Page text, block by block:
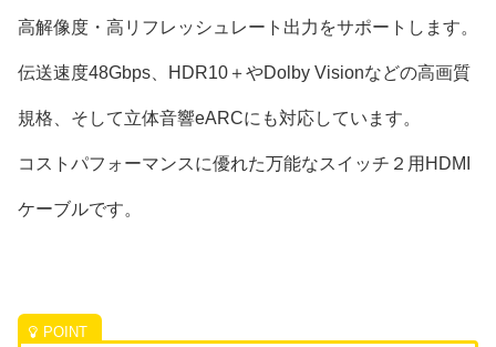
高解像度・高リフレッシュレート出力をサポートします。
伝送速度48Gbps、HDR10＋やDolby Visionなどの高画質
規格、そして立体音響eARCにも対応しています。
コストパフォーマンスに優れた万能なスイッチ２用HDMI
ケーブルです。